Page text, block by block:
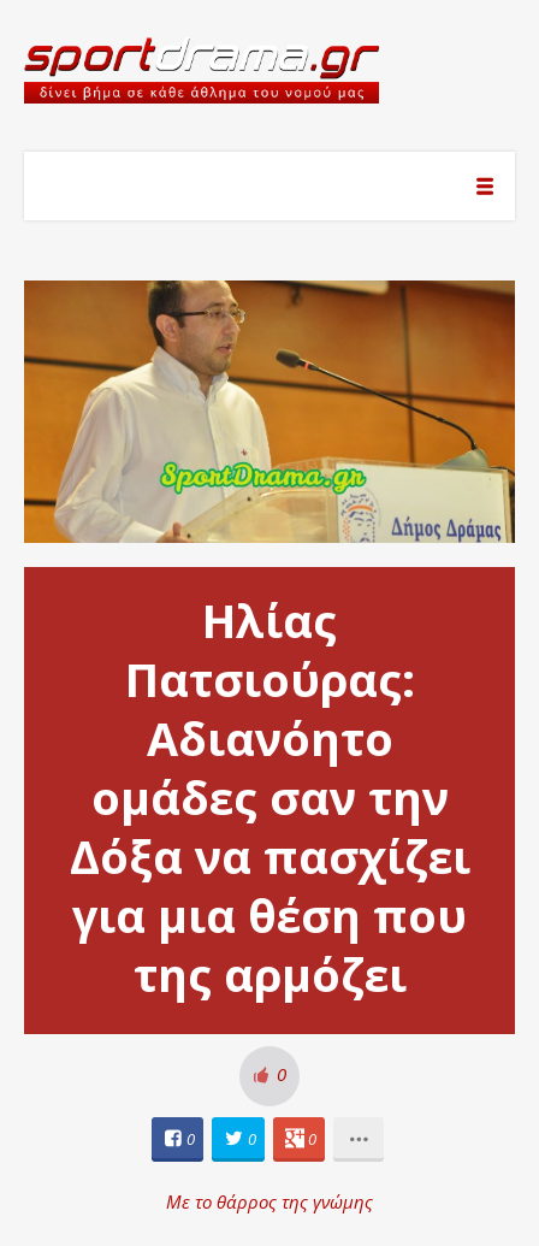
Ηλίας
Πατσιούρας:
Αδιανόητο
ομάδες σαν την
Δόξα να πασχίζει
για μια θέση που
της αρμόζει
0
0 0 0
Με το θάρρος της γνώμης